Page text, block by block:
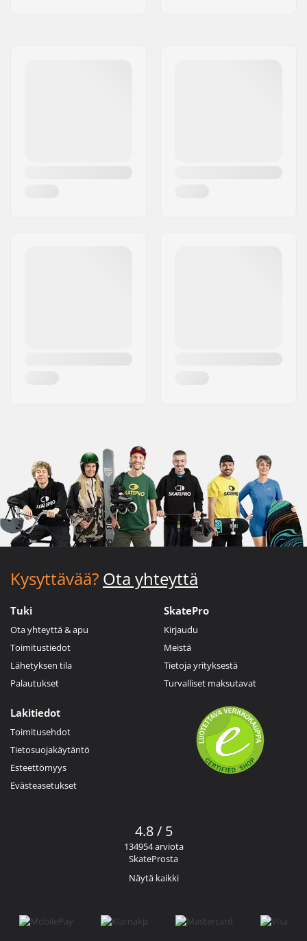
Kysyttävää? Ota yhteyttä
Tuki
Ota yhteyttä & apu
Toimitustiedot
Lähetyksen tila
Palautukset
SkatePro
Kirjaudu
Meistä
Tietoja yrityksestä
Turvalliset maksutavat
Lakitiedot
Toimitusehdot
Tietosuojakäytäntö
Esteettömyys
Evästeasetukset
4.8 / 5
134954 arviota
SkateProsta
Näytä kaikki